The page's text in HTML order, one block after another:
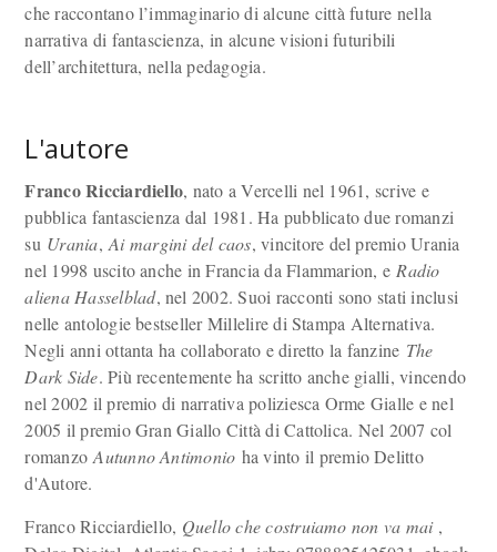
che raccontano l’immaginario di alcune città future nella
narrativa di fantascienza, in alcune visioni futuribili
dell’architettura, nella pedagogia.
L'autore
Franco Ricciardiello, nato a Vercelli nel 1961, scrive e
pubblica fantascienza dal 1981. Ha pubblicato due romanzi
su Urania,Ai margini del caos, vincitore del premio Urania
nel 1998 uscito anche in Francia da Flammarion, e Radio
aliena Hasselblad, nel 2002. Suoi racconti sono stati inclusi
nelle antologie bestseller Millelire di Stampa Alternativa.
Negli anni ottanta ha collaborato e diretto la fanzine The
Dark Side. Più recentemente ha scritto anche gialli, vincendo
nel 2002 il premio di narrativa poliziesca Orme Gialle e nel
2005 il premio Gran Giallo Città di Cattolica. Nel 2007 col
romanzoAutunno Antimonio ha vinto il premio Delitto
d'Autore.
Franco Ricciardiello, Quello che costruiamo non va mai,